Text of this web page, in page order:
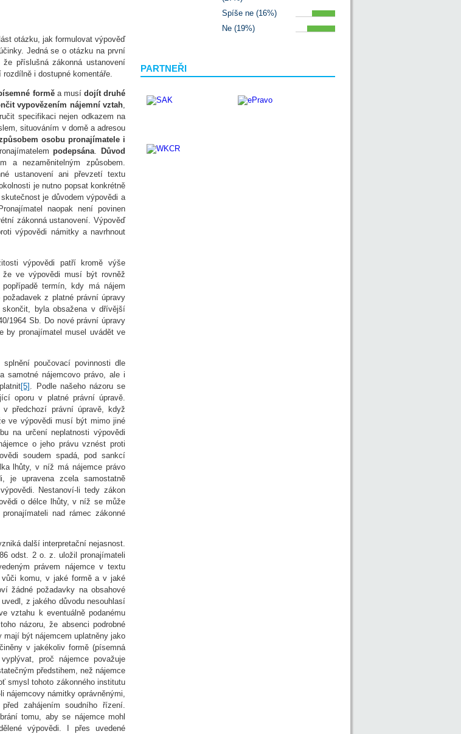
Spíše ne (16%)
Ne (19%)
PARTNEŘI
otázku, jak formulovat výpověď
Jedná se o otázku na první
příslušná zákonná ustanovení
i dostupné komentáře.
forměa musí dojít druhé
vypovězením nájemní vztah
specifikaci nejen odkazem na
situováním v domě a adresou
osobu pronajímatele i
podepsána
Důvod
nezaměnitelným způsobem.
ustanovení ani převzetí textu
je nutno popsat konkrétně
je důvodem výpovědi a
naopak není povinen
zákonná ustanovení. Výpověď
výpovědi námitky a navrhnout
výpovědi patří kromě výše
že ve výpovědi musí být rovněž
, popřípadě termín, kdy má nájem
z platné právní úpravy
byla obsažena v dřívější
1964 Sb. Do nové právní úpravy
by pronajímatel musel uvádět ve
poučovací povinnosti dle
samotné nájemcovo právo, ale i
[5] . Podle našeho názoru se
oporu v platné právní úpravě.
předchozí právní úpravě, když
ve výpovědi musí být mimo jiné
na určení neplatnosti výpovědi
o jeho právu vznést proti
soudem spadá, pod sankcí
lhůty, v níž má nájemce právo
je upravena zcela samostatně
Nestanoví-li tedy zákon
o délce lhůty, v níž se může
nad rámec zákonné
další interpretační nejasnost.
odst. 2 o. z. uložil pronajímateli
právem nájemce v textu
vůči komu, v jaké formě a v jaké
žádné požadavky na obsahové
z jakého důvodu nesouhlasí
vztahu k eventuálně podanému
názoru, že absenci podrobné
být nájemcem uplatněny jako
v jakékoliv formě (písemná
proč nájemce považuje
předstihem, než nájemce
smysl tohoto zákonného institutu
nájemcovy námitky oprávněnými,
zahájením soudního řízení.
tomu, aby se nájemce mohl
výpovědi. I přes uvedené